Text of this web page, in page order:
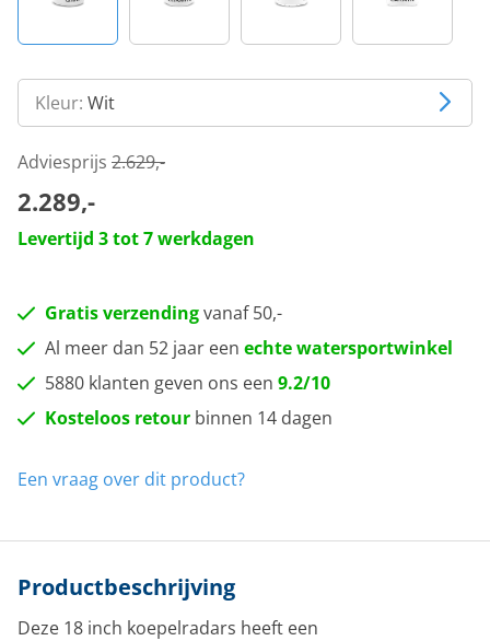
Kleur: Wit
Adviesprijs 2.629,-
2.289,-
Levertijd 3 tot 7 werkdagen
Gratis verzendingvanaf 50,-
Al meer dan 52 jaar een echte watersportwinkel
5880 klanten geven ons een 9.2/10
Kosteloos retour binnen 14 dagen
Een vraag over dit product?
Productbeschrijving
Deze 18 inch koepelradars heeft een